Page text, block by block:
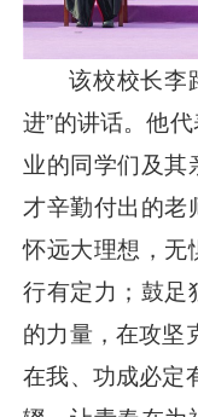
该校校长李
进”的讲话。他
业的同学们及其
才辛勤付出的老
怀远大理想，无
行有定力；鼓足
的力量，在攻坚
在我、功成必定